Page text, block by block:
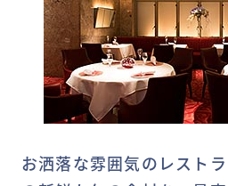
お洒落な雰囲気のレスト